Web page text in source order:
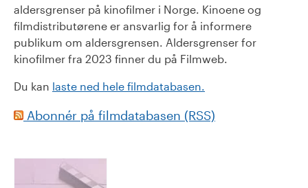
aldersgrenser på kinofilmer i Norge. Kinoene og
filmdistributørene er ansvarlig for å informere
publikum om aldersgrensen. Aldersgrenser for
kinofilmer fra 2023 finner du på Filmweb.
Du kan laste ned hele filmdatabasen.
Abonnér på filmdatabasen (RSS)